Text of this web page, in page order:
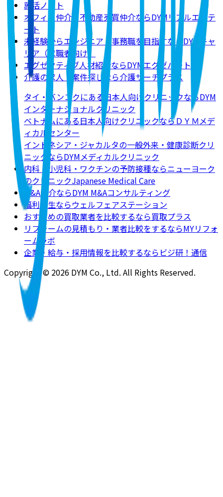
就活ノート
オフィス仲介・不動産売買仲介ならDYMリアルエステ
ート
未経験からエンジニア・事務職を目指すならDYMキャ
リア（求職者向け）
エグゼクティブ人材紹介ならDYMエグゼパート
介護の求人・案件探しなら介護サーチプラス
タイ・バンコクにある日本人向けクリニックならDYM
インターナショナルクリニック
ベトナムにある日本人向けクリニックならＤＹＭメデ
ィカルセンター
インドネシア・ジャカルタの一般外来・健康診断クリ
ニックならDYMメディカルクリニック
内科・小児科・ワクチンの予防接種ならニューヨーク
のクリニックJapanese Medical Care
M&A仲介ならDYM M&Aコンサルティング
福利厚生ならウェルフェアステーション
おすすめの買取業者を比較するなら買取プラス
リフォームの見積もり・業者比較をするならMYリフォ
ームラボ
企業・給与・採用情報を比較するならビジ研！通信
Copyright © 2026 DYM Co., Ltd. All Rights Reserved.